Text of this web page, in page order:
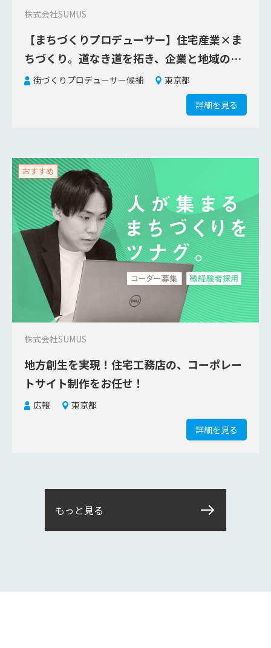
【まちづくりプロデューサー】住宅産業×ま
ちづくり。道なき道を拓き、企業と地域の成
長を支援する
株式会社SUMUS
街づくりプロデューサー候補 東京都
詳細を見る
地方創生を実現！住宅工務店の、コーポレー
トサイト制作をお任せ！
株式会社SUMUS
広報 東京都
おすすめ
詳細を見る
もっと見る